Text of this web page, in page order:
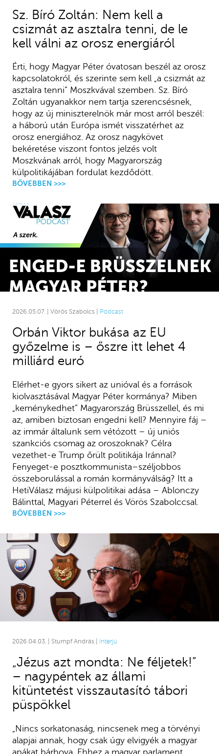
Sz. Bíró Zoltán: Nem kell a
csizmát az asztalra tenni, de le
kell válni az orosz energiáról
Érti, hogy Magyar Péter óvatosan beszél az orosz
kapcsolatokról, és szerinte sem kell „a csizmát az
asztalra tenni” Moszkvával szemben. Sz. Bíró
Zoltán ugyanakkor nem tartja szerencsésnek,
hogy az új miniszterelnök már most arról beszél:
a háború után Európa ismét visszatérhet az
orosz energiához. Az orosz nagykövet
bekéretése viszont fontos jelzés volt
Moszkvának arról, hogy Magyarország
külpolitikájában fordulat kezdődött.
BŐVEBBEN >>>
2026.05.07. | Vörös Szabolcs | Podcast
Orbán Viktor bukása az EU
győzelme is – őszre itt lehet 4
milliárd euró
Elérhet-e gyors sikert az unióval és a források
kiolvasztásával Magyar Péter kormánya? Miben
„keménykedhet” Magyarország Brüsszellel, és mi
az, amiben biztosan engedni kell? Mennyire fáj –
az immár általunk sem vétózott – új uniós
szankciós csomag az oroszoknak? Célra
vezethet-e Trump őrült politikája Iránnal?
Fenyeget-e posztkommunista–széljobbos
összeborulással a román kormányválság? Itt a
HetiVálasz májusi külpolitikai adása – Ablonczy
Bálinttal, Magyari Péterrel és Vörös Szabolccsal.
BŐVEBBEN >>>
2026.04.03. | Stumpf András | Interjú
„Jézus azt mondta: Ne féljetek!”
– nagypéntek az állami
kitüntetést visszautasító tábori
püspökkel
„Nincs sorkatonaság, nincsenek meg a törvényi
alapjai annak, hogy csak úgy elvigyék a magyar
apákat bárhova. Ehhez a magyar parlament